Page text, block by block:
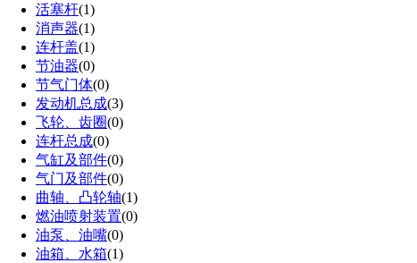
活塞杆(1)
消声器(1)
连杆盖(1)
节油器(0)
节气门体(0)
发动机总成(3)
飞轮、齿圈(0)
连杆总成(0)
气缸及部件(0)
气门及部件(0)
曲轴、凸轮轴(1)
燃油喷射装置(0)
油泵、油嘴(0)
油箱、水箱(1)